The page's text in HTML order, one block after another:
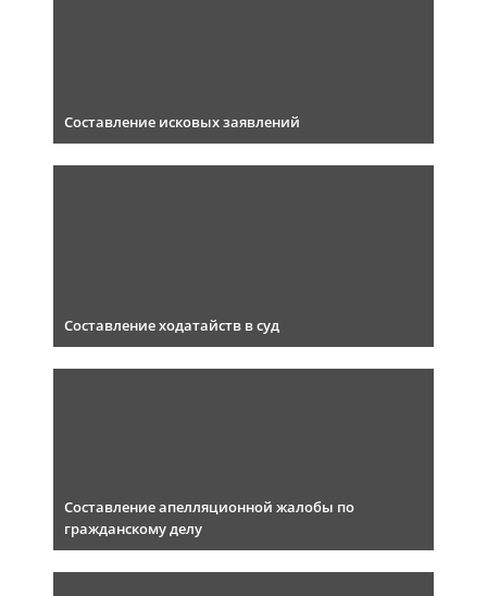
Составление исковых заявлений
Составление ходатайств в суд
Cоставление апелляционной жалобы по
гражданскому делу